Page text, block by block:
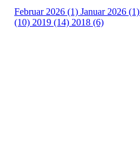
Februar 2026 (1) Januar 2026 (1)
(10) 2019 (14) 2018 (6)